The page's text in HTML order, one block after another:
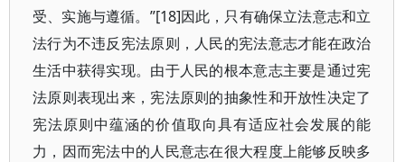
受、实施与遵循。”[18]因此，只有确保立法意志和立
法行为不违反宪法原则，人民的宪法意志才能在政治
生活中获得实现。由于人民的根本意志主要是通过宪
法原则表现出来，宪法原则的抽象性和开放性决定了
宪法原则中蕴涵的价值取向具有适应社会发展的能
力，因而宪法中的人民意志在很大程度上能够反映多